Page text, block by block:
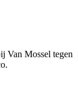
Van Mossel tegen